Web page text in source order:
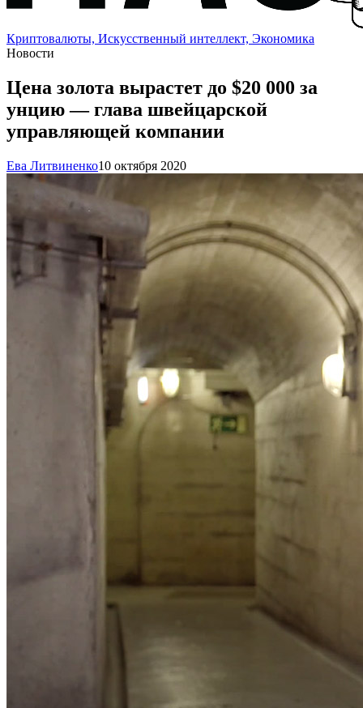
Криптовалюты, Искусственный интеллект, Экономика
Новости
Цена золота вырастет до $20 000 за
унцию — глава швейцарской
управляющей компании
Ева Литвиненко10 октября 2020